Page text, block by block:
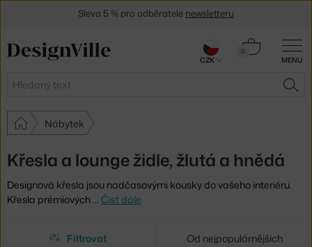
MENU
Hledat
0
Košík
Nábytek
Křesla a lounge židle, žlutá a hnědá
Designová křesla jsou nadčasovými kousky do vašeho interiéru.
Křesla prémiových … Číst dále
Filtrovat Od nejpopulárnějších
Sleva 5 % pro odběratele newsletteru
CZK